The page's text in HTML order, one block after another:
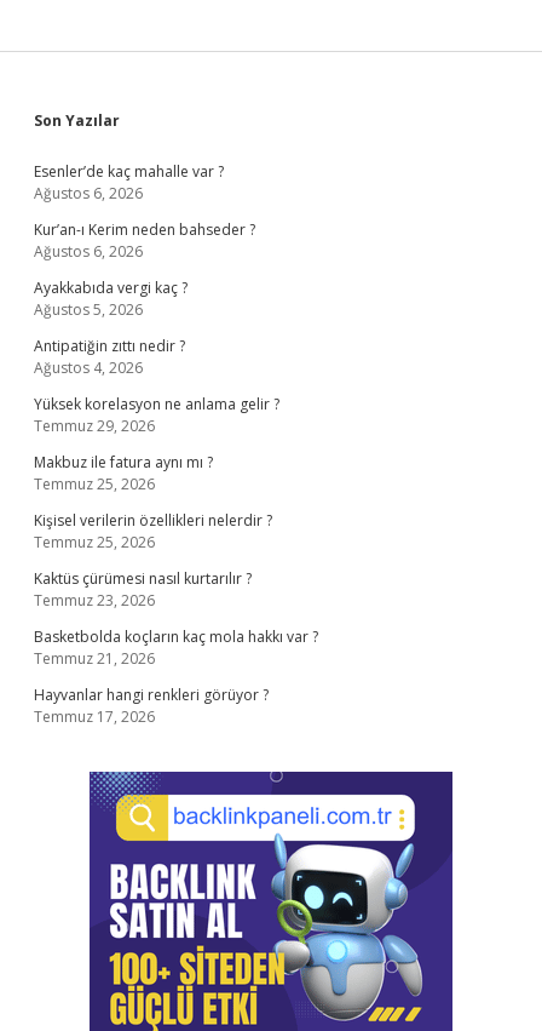
Sidebar
Son Yazılar
Esenler’de kaç mahalle var ?
Ağustos 6, 2026
Kur’an-ı Kerim neden bahseder ?
Ağustos 6, 2026
Ayakkabıda vergi kaç ?
Ağustos 5, 2026
Antipatiğin zıttı nedir ?
Ağustos 4, 2026
Yüksek korelasyon ne anlama gelir ?
Temmuz 29, 2026
Makbuz ile fatura aynı mı ?
Temmuz 25, 2026
Kişisel verilerin özellikleri nelerdir ?
Temmuz 25, 2026
Kaktüs çürümesi nasıl kurtarılır ?
Temmuz 23, 2026
Basketbolda koçların kaç mola hakkı var ?
Temmuz 21, 2026
Hayvanlar hangi renkleri görüyor ?
Temmuz 17, 2026